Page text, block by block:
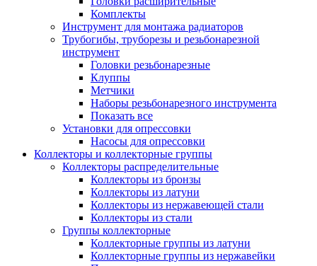
Комплекты
Инструмент для монтажа радиаторов
Трубогибы, труборезы и резьбонарезной
инструмент
Головки резьбонарезные
Клуппы
Метчики
Наборы резьбонарезного инструмента
Показать все
Установки для опрессовки
Насосы для опрессовки
Коллекторы и коллекторные группы
Коллекторы распределительные
Коллекторы из бронзы
Коллекторы из латуни
Коллекторы из нержавеющей стали
Коллекторы из стали
Группы коллекторные
Коллекторные группы из латуни
Коллекторные группы из нержавейки